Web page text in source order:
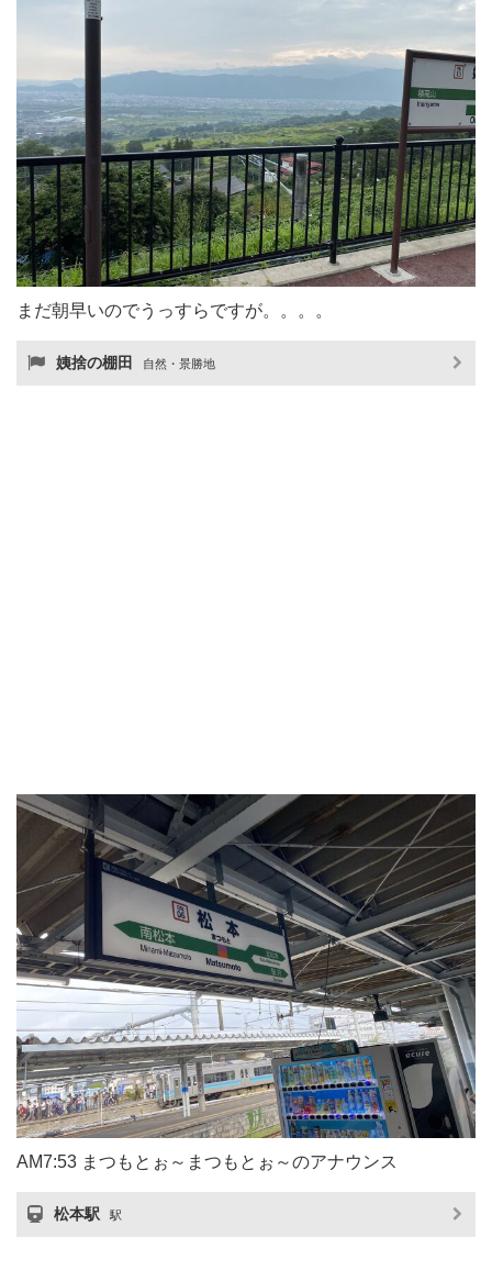
まだ朝早いのでうっすらですが。。。。
姨捨の棚田 自然・景勝地
AM7:53 まつもとぉ～まつもとぉ～のアナウンス
松本駅 駅